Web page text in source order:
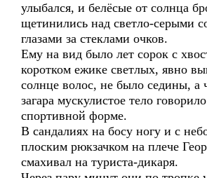
улыбался, и белёсые от солнца
щетинились над светло-серыми
глазами за стеклами очков.
Ему на вид было лет сорок с
коротком ежике светлых, явно
солнце волос, не было седины, а
загара мускулистое тело
спортивной форме.
В сандалиях на босу ногу и с
плоским рюкзачком на плече
смахивал на туриста-дикаря.